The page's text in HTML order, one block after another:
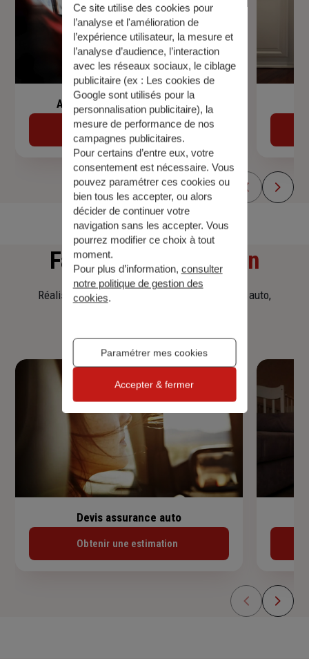
Assurance de prêt immobilier
Découvrir
Faitesune simulation
Réalisez une simulation tarifaire d'assurance, auto,
Devis assurance auto
Obtenir une estimation
Ce site utilise des cookies pour
l’analyse et l'amélioration de
l’expérience utilisateur, la mesure et
l’analyse d’audience, l’interaction
avec les réseaux sociaux, le ciblage
publicitaire (ex : Les cookies de
Google sont utilisés pour la
personnalisation publicitaire), la
mesure de performance de nos
campagnes publicitaires.
Pour certains d’entre eux, votre
consentement est nécessaire. Vous
pouvez paramétrer ces cookies ou
bien tous les accepter, ou alors
décider de continuer votre
navigation sans les accepter. Vous
pourrez modifier ce choix à tout
moment.
Pour plus d’information, consulter
notre politique de gestion des
cookies.
Paramétrer mes cookies
Accepter & fermer